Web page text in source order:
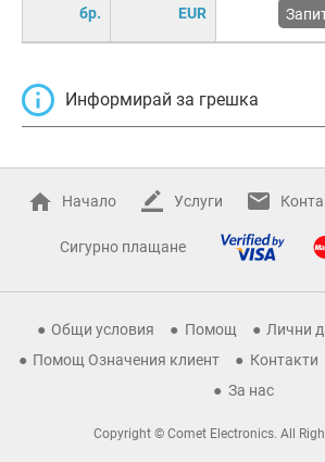
бр. EUR
Информирай за грешка
Начало Услуги
Сигурно плащане
Общи условия Помощ
Лични
Помощ Означения клиент
Контакти
За нас
Copyright © Comet Electronics. All